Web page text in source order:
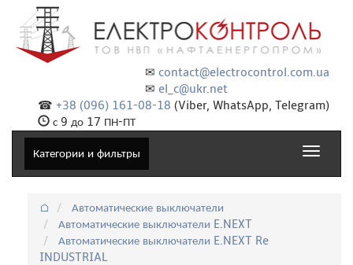
✉ contact@electrocontrol.com.ua
✉ el_c@ukr.net
☎ +38 (096) 161-08-18 (Viber, WhatsApp, Telegram)
с 9 до 17 ПН-ПТ
Категории и фильтры
Toggle
⌂
Автоматические выключатели
Автоматические выключатели E.NEXT
Автоматические выключатели E.NEXT Re
INDUSTRIAL